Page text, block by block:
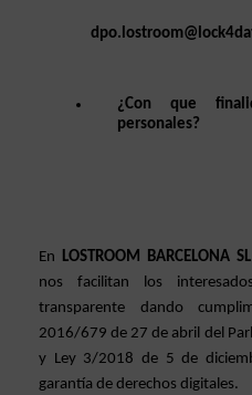
¿Con que
personales?
En LOSTROOM BARCELONA SL
nos facilitan los
transparente dando
2016/679 de 27 de abril del
y Ley 3/2018 de 5 de
garantía de derechos digitales.